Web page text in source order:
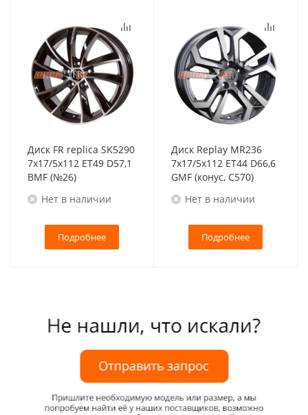
Диск FR replica SK5290
7x17/5x112 ET49 D57,1
BMF (№26)
Нет в наличии
Подробнее
Диск Replay MR236
7x17/5x112 ET44 D66,6
GMF (конус, C570)
Нет в наличии
Подробнее